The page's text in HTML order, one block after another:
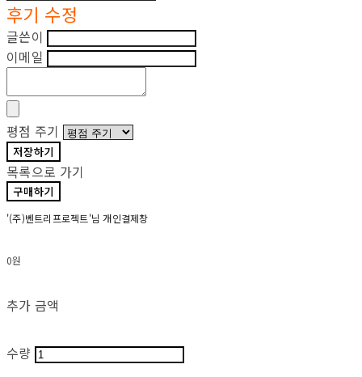
후기 수정
글쓴이
이메일
평점 주기
저장하기
목록으로 가기
구매하기
'(주)벤트리프로젝트'님 개인결제창
0원
추가 금액
수량